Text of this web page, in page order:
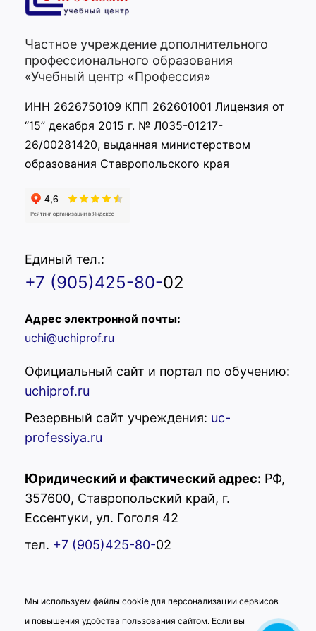
приветствует учебный центр
Частное учреждение дополнительного
профессионального образования
«Учебный центр «Профессия»
ИНН 2626750109 КПП 262601001 Лицензия от
“15” декабря 2015 г. № Л035-01217-
26/00281420, выданная министерством
образования Ставропольского края
Единый тел.:
+7 (905)425-80-02
Адрес электронной почты:
uchi@uchiprof.ru
Официальный сайт и портал по обучению:
uchiprof.ru
Резервный сайт учреждения: uc-
professiya.ru
Юридический и фактический адрес: РФ,
357600, Ставропольский край, г.
Ессентуки, ул. Гоголя 42
тел. +7 (905)425-80-02
Мы используем файлы cookie для персонализации сервисов
и повышения удобства пользования сайтом. Если вы